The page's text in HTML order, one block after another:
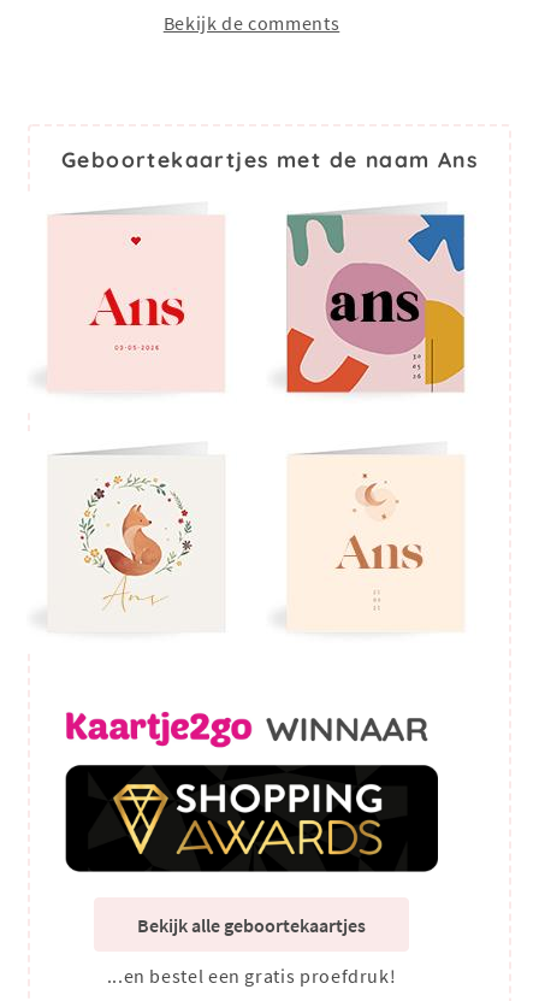
Bekijk de comments
Geboortekaartjes met de naam Ans
Bekijk alle geboortekaartjes
...en bestel een gratis proefdruk!